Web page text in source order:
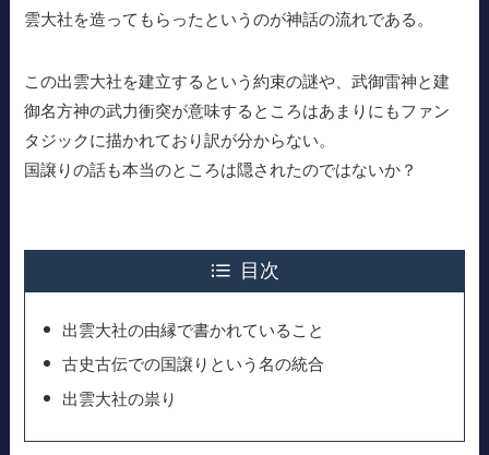
雲大社を造ってもらったというのが神話の流れである。
この出雲大社を建立するという約束の謎や、武御雷神と建
御名方神の武力衝突が意味するところはあまりにもファン
タジックに描かれており訳が分からない。
国譲りの話も本当のところは隠されたのではないか？
目次
出雲大社の由縁で書かれていること
古史古伝での国譲りという名の統合
出雲大社の祟り